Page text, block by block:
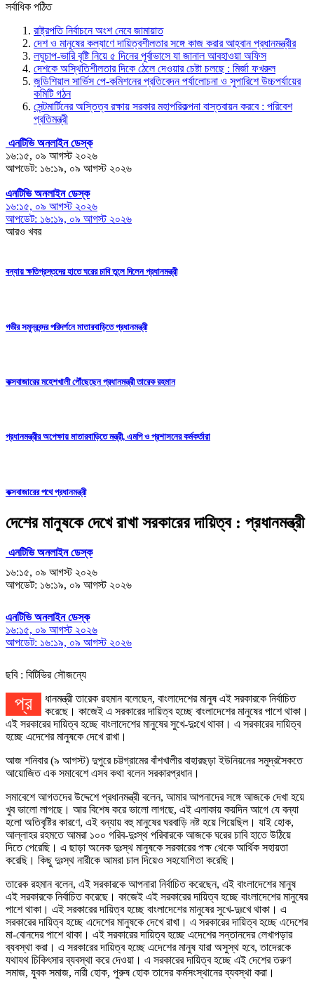
সর্বাধিক পঠিত
রাষ্ট্রপতি নির্বাচনে অংশ নেবে জামায়াত
দেশ ও মানুষের কল্যাণে দায়িত্বশীলতার সঙ্গে কাজ করার আহ্বান প্রধানমন্ত্রীর
লঘুচাপ-ভারি বৃষ্টি নিয়ে ৫ দিনের পূর্বাভাসে যা জানাল আবহাওয়া অফিস
দেশকে অস্থিতিশীলতার দিকে ঠেলে দেওয়ার চেষ্টা চলছে : মির্জা ফখরুল
জুডিশিয়াল সার্ভিস পে-কমিশনের প্রতিবেদন পর্যালোচনা ও সুপারিশে উচ্চপর্যায়ের
কমিটি গঠন
সেন্টমার্টিনের অস্তিত্ব রক্ষায় সরকার মহাপরিকল্পনা বাস্তবায়ন করবে : পরিবেশ
প্রতিমন্ত্রী
এনটিভি অনলাইন ডেস্ক
১৬:১৫, ০৯ আগস্ট ২০২৬
আপডেট: ১৬:১৯, ০৯ আগস্ট ২০২৬
এনটিভি অনলাইন ডেস্ক
১৬:১৫, ০৯ আগস্ট ২০২৬
আপডেট: ১৬:১৯, ০৯ আগস্ট ২০২৬
আরও খবর
বন্যায় ক্ষতিগ্রস্তদের হাতে ঘরের চাবি তুলে দিলেন প্রধানমন্ত্রী
গভীর সমুদ্রবন্দর পরিদর্শনে মাতারবাড়িতে প্রধানমন্ত্রী
কক্সবাজারের মহেশখালী পৌঁছেছেন প্রধানমন্ত্রী তারেক রহমান
প্রধানমন্ত্রীর অপেক্ষায় মাতারবাড়িতে মন্ত্রী, এমপি ও প্রশাসনের কর্মকর্তারা
কক্সবাজারের পথে প্রধানমন্ত্রী
দেশের মানুষকে দেখে রাখা সরকারের দায়িত্ব : প্রধানমন্ত্রী
এনটিভি অনলাইন ডেস্ক
১৬:১৫, ০৯ আগস্ট ২০২৬
আপডেট: ১৬:১৯, ০৯ আগস্ট ২০২৬
এনটিভি অনলাইন ডেস্ক
১৬:১৫, ০৯ আগস্ট ২০২৬
আপডেট: ১৬:১৯, ০৯ আগস্ট ২০২৬
ছবি : বিটিভির সৌজন্যে
প্রধানমন্ত্রী তারেক রহমান বলেছেন, বাংলাদেশের মানুষ এই সরকারকে নির্বাচিত
করেছে। কাজেই এ সরকারের দায়িত্ব হচ্ছে বাংলাদেশের মানুষের পাশে থাকা।
এই সরকারের দায়িত্ব হচ্ছে বাংলাদেশের মানুষের সুখে-দুঃখে থাকা। এ সরকারের দায়িত্ব
হচ্ছে এদেশের মানুষকে দেখে রাখা।
আজ শনিবার (৯ আগস্ট) দুপুরে চট্টগ্রামের বাঁশখালীর বাহারছড়া ইউনিয়নের সমুদ্রসৈকতে
আয়োজিত এক সমাবেশে এসব কথা বলেন সরকারপ্রধান।
সমাবেশে আগতদের উদ্দেশে প্রধানমন্ত্রী বলেন, আমার আপনাদের সঙ্গে আজকে দেখা হয়ে
খুব ভালো লাগছে। আর বিশেষ করে ভালো লাগছে, এই এলাকায় কয়দিন আগে যে বন্যা
হলো অতিবৃষ্টির কারণে, এই বন্যায় বহু মানুষের ঘরবাড়ি নষ্ট হয়ে গিয়েছিল। যাই হোক,
আল্লাহর রহমতে আমরা ১০০ গরিব-দুঃস্থ পরিবারকে আজকে ঘরের চাবি হাতে উঠিয়ে
দিতে পেরেছি। এ ছাড়া অনেক দুঃস্থ মানুষকে সরকারের পক্ষ থেকে আর্থিক সহায়তা
করেছি। কিছু দুঃস্থ নারীকে আমরা চাল দিয়েও সহযোগিতা করেছি।
তারেক রহমান বলেন, এই সরকারকে আপনারা নির্বাচিত করেছেন, এই বাংলাদেশের মানুষ
এই সরকারকে নির্বাচিত করেছে। কাজেই এই সরকারের দায়িত্ব হচ্ছে বাংলাদেশের মানুষের
পাশে থাকা। এই সরকারের দায়িত্ব হচ্ছে বাংলাদেশের মানুষের সুখে-দুঃখে থাকা। এ
সরকারের দায়িত্ব হচ্ছে এদেশের মানুষকে দেখে রাখা। এ সরকারের দায়িত্ব হচ্ছে এদেশের
মা-বোনদের পাশে থাকা। এই সরকারের দায়িত্ব হচ্ছে এদেশের সন্তানদের লেখাপড়ার
ব্যবস্থা করা। এ সরকারের দায়িত্ব হচ্ছে এদেশের মানুষ যারা অসুস্থ হবে, তাদেরকে
যথাযথ চিকিৎসার ব্যবস্থা করে দেওয়া। এ সরকারের দায়িত্ব হচ্ছে এই দেশের তরুণ
সমাজ, যুবক সমাজ, নারী হোক, পুরুষ হোক তাদের কর্মসংস্থানের ব্যবস্থা করা।